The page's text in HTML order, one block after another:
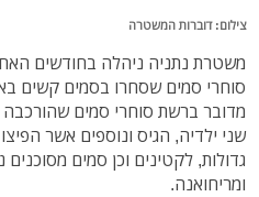
צילום: דוברות המשטרה
משטרת נתניה ניהלה בחודשים
סוחרי סמים שסחרו בסמים קשים
מדובר ברשת סוחרי סמים
שני ילדיה, הגיס ונוספים אשר
גדולות, לקטינים וכן סמים מסוכנים
ומריחואנה.